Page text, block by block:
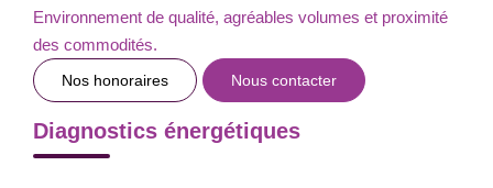
Environnement de qualité, agréables volumes et proximité
des commodités.
Nos honoraires Nous contacter
Diagnostics énergétiques